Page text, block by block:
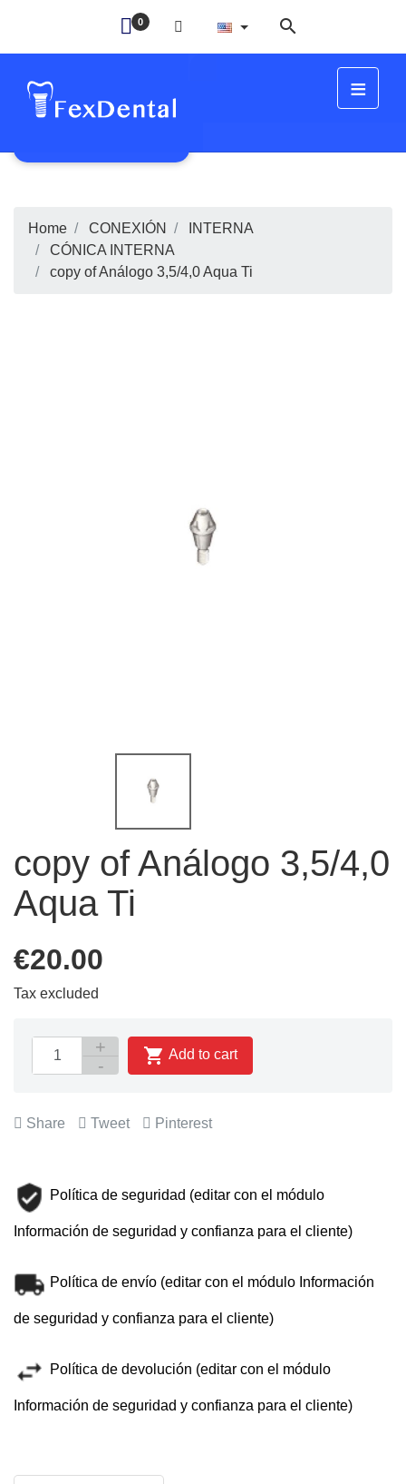
0 
≡
Home CONEXIÓN
INTERNA
CÓNICA INTERNA
copy of Análogo 3,5/4,0 Aqua Ti
copy of Análogo 3,5/4,0
Aqua Ti
€20.00
Tax excluded
 Add to cart
Share Tweet Pinterest
Política de seguridad (editar con el módulo
Información de seguridad y confianza para el cliente)
Política de envío (editar con el módulo Información
de seguridad y confianza para el cliente)
Política de devolución (editar con el módulo
Información de seguridad y confianza para el cliente)